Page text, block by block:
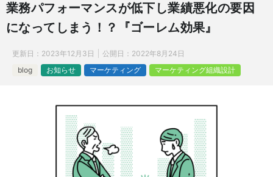
業務パフォーマンスが低下し業績悪化の要因
になってしまう！？『ゴーレム効果』
更新日： 2023年12月3日 公開日： 2022年8月24日
blog
お知らせ マーケティング マーケティング組織設計